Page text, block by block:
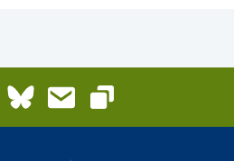
LinkedInBlueskyEmail
Copy link